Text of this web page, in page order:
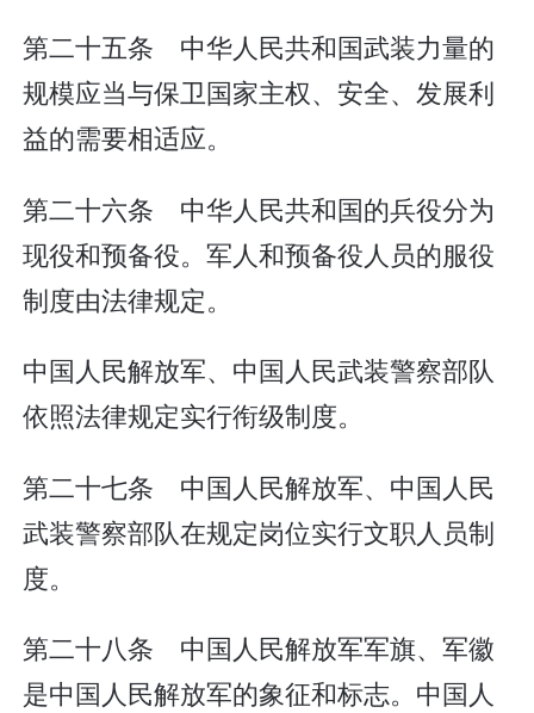
第二十五条 中华人民共和国武装力量的
规模应当与保卫国家主权、安全、发展利
益的需要相适应。
第二十六条 中华人民共和国的兵役分为
现役和预备役。军人和预备役人员的服役
制度由法律规定。
中国人民解放军、中国人民武装警察部队
依照法律规定实行衔级制度。
第二十七条 中国人民解放军、中国人民
武装警察部队在规定岗位实行文职人员制
度。
第二十八条 中国人民解放军军旗、军徽
是中国人民解放军的象征和标志。中国人